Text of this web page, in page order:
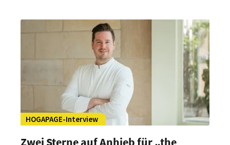
Küchenchef Jens Madsen und seinem Team, das
internationale Einflüsse mit präzisem Handwerk
HOGAPAGE-Interview
Zwei Sterne auf Anhieb für „the